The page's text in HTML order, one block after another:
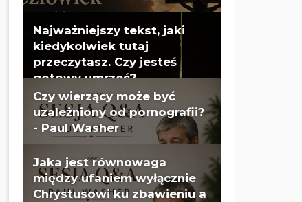
Najważniejszy tekst, jaki
kiedykolwiek tutaj
przeczytasz. Czy jesteś
gotowy umrzeć?
Czy wierzący może być
uzależniony od pornografii?
- Paul Washer
Jaka jest równowaga
między ufaniem wyłącznie
Chrystusowi ku zbawieniu a